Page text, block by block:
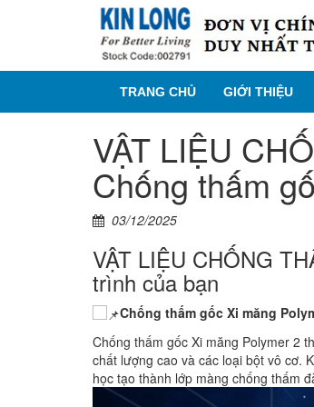
TRANG CHỦ GIỚI THIỆU
VẬT LIỆU
Chống thấm
03/12/2025
VẬT LIỆU CHỐNG
trình của bạn
Chống thấm gốc Xi măng
Chống thấm gốc Xi măng Polymer 2
chất lượng cao và các loại bột vô cơ.
học tạo thành lớp màng chống thấm